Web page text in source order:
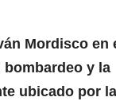
Mordisco en
bombardeo y la
ubicado por